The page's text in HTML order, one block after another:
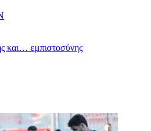
και… εμπιστοσύνης